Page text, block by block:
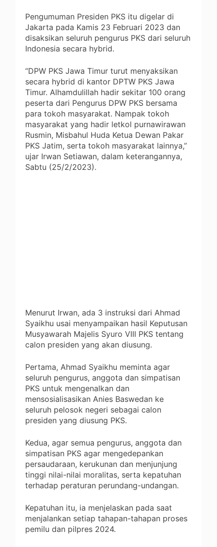
Pengumuman Presiden PKS itu digelar di
Jakarta pada Kamis 23 Februari 2023 dan
disaksikan seluruh pengurus PKS dari seluruh
Indonesia secara hybrid.
“DPW PKS Jawa Timur turut menyaksikan
secara hybrid di kantor DPTW PKS Jawa
Timur. Alhamdulillah hadir sekitar 100 orang
peserta dari Pengurus DPW PKS bersama
para tokoh masyarakat. Nampak tokoh
masyarakat yang hadir letkol purnawirawan
Rusmin, Misbahul Huda Ketua Dewan Pakar
PKS Jatim, serta tokoh masyarakat lainnya,”
ujar Irwan Setiawan, dalam keterangannya,
Sabtu (25/2/2023).
Menurut Irwan, ada 3 instruksi dari Ahmad
Syaikhu usai menyampaikan hasil Keputusan
Musyawarah Majelis Syuro VIII PKS tentang
calon presiden yang akan diusung.
Pertama, Ahmad Syaikhu meminta agar
seluruh pengurus, anggota dan simpatisan
PKS untuk mengenalkan dan
mensosialisasikan Anies Baswedan ke
seluruh pelosok negeri sebagai calon
presiden yang diusung PKS.
Kedua, agar semua pengurus, anggota dan
simpatisan PKS agar mengedepankan
persaudaraan, kerukunan dan menjunjung
tinggi nilai-nilai moralitas, serta kepatuhan
terhadap peraturan perundang-undangan.
Kepatuhan itu, ia menjelaskan pada saat
menjalankan setiap tahapan-tahapan proses
pemilu dan pilpres 2024.